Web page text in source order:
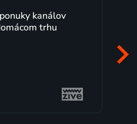
už niekoľko
spokojnosťou.
a možnosť